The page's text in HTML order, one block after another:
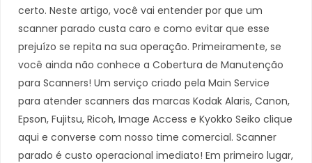
certo. Neste artigo, você vai entender por que um
scanner parado custa caro e como evitar que esse
prejuízo se repita na sua operação. Primeiramente, se
você ainda não conhece a Cobertura de Manutenção
para Scanners! Um serviço criado pela Main Service
para atender scanners das marcas Kodak Alaris, Canon,
Epson, Fujitsu, Ricoh, Image Access e Kyokko Seiko clique
aqui e converse com nosso time comercial. Scanner
parado é custo operacional imediato! Em primeiro lugar,